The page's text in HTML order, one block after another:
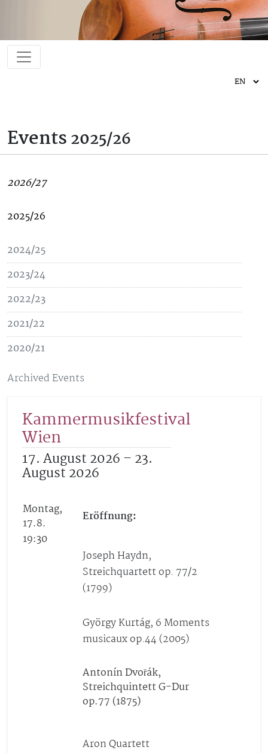
Events2025/26
2026/27
2025/26
2024/25
2023/24
2022/23
2021/22
2020/21
Archived Events
Kammermusikfestival
Wien
17. August 2026 – 23.
August 2026
Montag,
17.8.
Eröffnung:
19:30
Joseph Haydn,
Streichquartett op. 77/2
(1799)
György Kurtág, 6 Moments
musicaux op.44 (2005)
Antonín Dvořák,
Streichquintett G-Dur
op.77 (1875)
Aron Quartett